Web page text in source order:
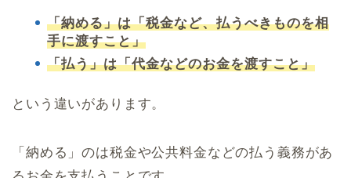
「納める」は「税金など、払うべきものを相
手に渡すこと」
「払う」は「代金などのお金を渡すこと」
という違いがあります。
「納める」のは税金や公共料金などの払う義務があ